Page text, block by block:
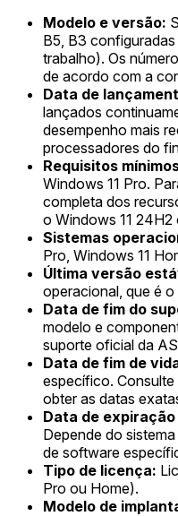
Modelo e versão:
B5, B3
trabalho). Os
de acordo com a
Data de
lançados
desempenho mais
processadores do
Requisitos
Windows 11 Pro.
completa dos
o Windows 11 24H2
Sistemas
Pro, Windows 11
Última versão
operacional, que é o
Data de fim do
modelo e
suporte oficial da
Data de fim de
específico.
obter as datas
Data de
Depende do
de software
Tipo de licença:
Pro ou Home).
Modelo de